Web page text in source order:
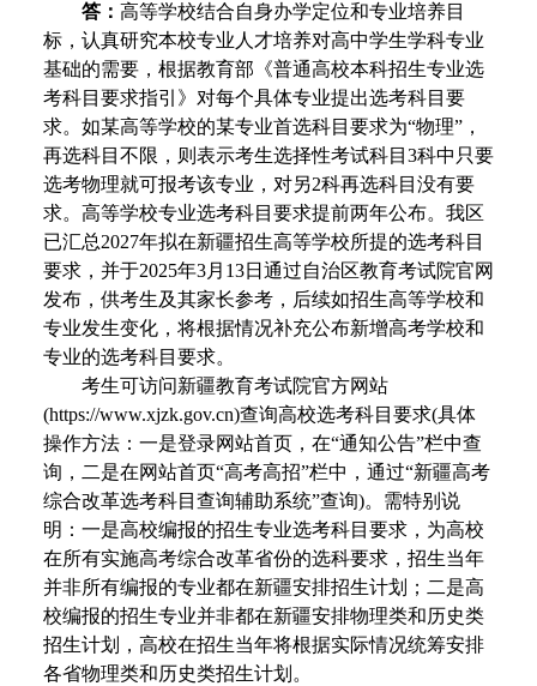
答： 高等学校结合自身办学定位和专业培养目
标，认真研究本校专业人才培养对高中学生学科专业
基础的需要，根据教育部《普通高校本科招生专业选
考科目要求指引》对每个具体专业提出选考科目要
求。如某高等学校的某专业首选科目要求为“物理”，
再选科目不限，则表示考生选择性考试科目3科中只要
选考物理就可报考该专业，对另2科再选科目没有要
求。高等学校专业选考科目要求提前两年公布。我区
已汇总2027年拟在新疆招生高等学校所提的选考科目
要求，并于2025年3月13日通过自治区教育考试院官网
发布，供考生及其家长参考，后续如招生高等学校和
专业发生变化，将根据情况补充公布新增高考学校和
专业的选考科目要求。
考生可访问新疆教育考试院官方网站
(https://www.xjzk.gov.cn)查询高校选考科目要求(具体
操作方法：一是登录网站首页，在“通知公告”栏中查
询，二是在网站首页“高考高招”栏中，通过“新疆高考
综合改革选考科目查询辅助系统”查询)。需特别说
明：一是高校编报的招生专业选考科目要求，为高校
在所有实施高考综合改革省份的选科要求，招生当年
并非所有编报的专业都在新疆安排招生计划；二是高
校编报的招生专业并非都在新疆安排物理类和历史类
招生计划，高校在招生当年将根据实际情况统筹安排
各省物理类和历史类招生计划。